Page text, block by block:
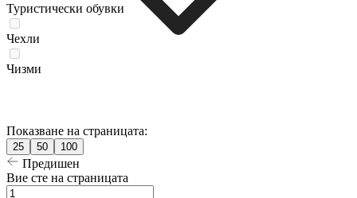
Туристически oбувки
Чехли
Чизми
Показване на страницата:
25 50 100
Предишен
Вие сте на страницата